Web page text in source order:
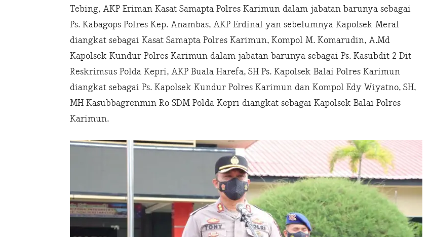
Tebing, AKP Eriman Kasat Samapta Polres Karimun dalam jabatan barunya sebagai
Ps. Kabagops Polres Kep. Anambas, AKP Erdinal yan sebelumnya Kapolsek Meral
diangkat sebagai Kasat Samapta Polres Karimun, Kompol M. Komarudin, A.Md
Kapolsek Kundur Polres Karimun dalam jabatan barunya sebagai Ps. Kasubdit 2 Dit
Reskrimsus Polda Kepri, AKP Buala Harefa, SH Ps. Kapolsek Balai Polres Karimun
diangkat sebagai Ps. Kapolsek Kundur Polres Karimun dan Kompol Edy Wiyatno, SH,
MH Kasubbagrenmin Ro SDM Polda Kepri diangkat sebagai Kapolsek Balai Polres
Karimun.